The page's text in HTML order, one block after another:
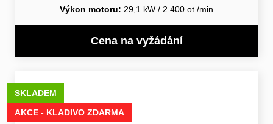
Výkon motoru: 29,1 kW / 2 400 ot./min
Cena na vyžádání
SKLADEM
AKCE - KLADIVO ZDARMA